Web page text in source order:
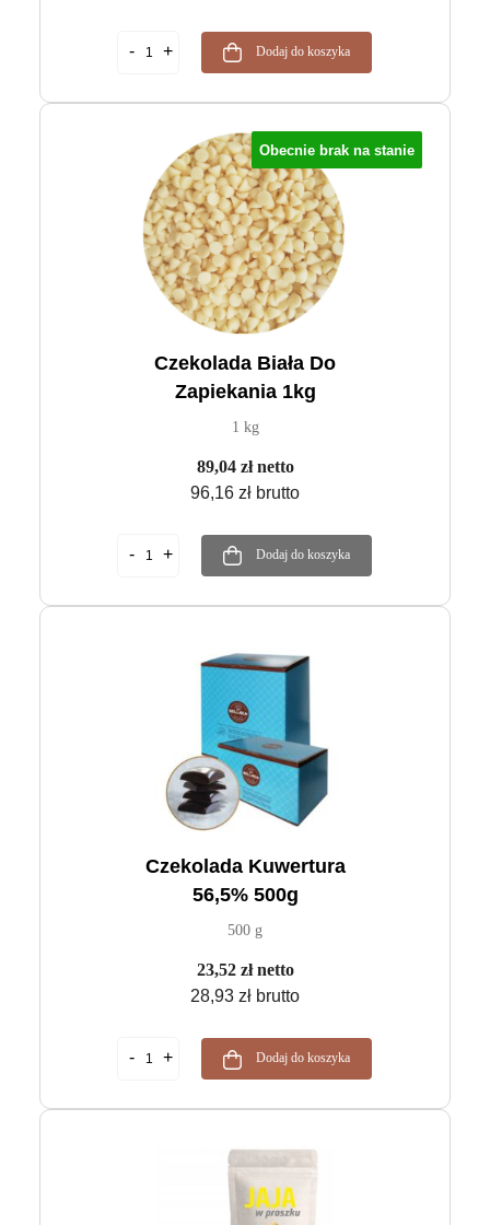
Dodaj do koszyka
Czekolada Biała Do
Zapiekania 1kg
1 kg
89,04 zł netto
96,16 zł brutto
Dodaj do koszyka
Obecnie brak na stanie
Czekolada Kuwertura
56,5% 500g
500 g
23,52 zł netto
28,93 zł brutto
Dodaj do koszyka